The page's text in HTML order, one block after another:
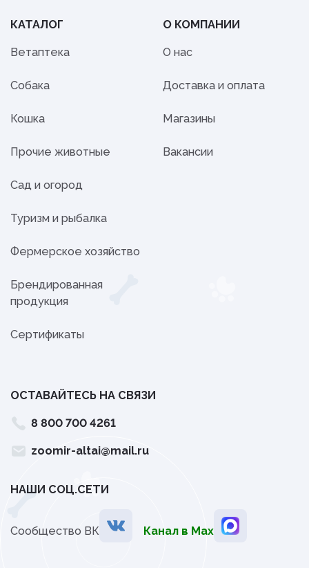
КАТАЛОГ
Ветаптека
Собака
Кошка
Прочие животные
Сад и огород
Туризм и рыбалка
Фермерское хозяйство
Брендированная
продукция
Сертификаты
О КОМПАНИИ
О нас
Доставка и оплата
Магазины
Вакансии
ОСТАВАЙТЕСЬ НА СВЯЗИ
8 800 700 4261
zoomir-altai@mail.ru
НАШИ СОЦ.СЕТИ
Сообщество ВК Канал в Мах